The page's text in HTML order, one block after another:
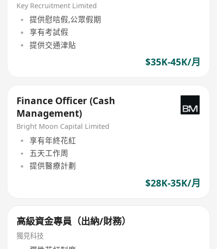
Key Recruitment Limited
提供慰唁假,公眾假期
享有考試假
提供交通津貼
$35K-45K/月
Finance Officer (Cash
Management)
Bright Moon Capital Limited
享有年終花紅
五天工作周
提供醫療計劃
$28K-35K/月
高級資金專員（出納/財務）
獨見科技